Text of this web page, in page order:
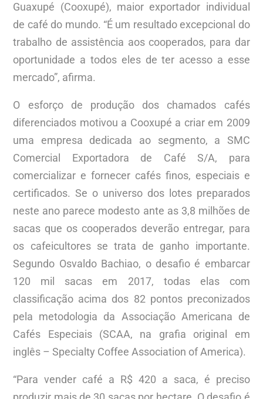
Guaxupé (Cooxupé), maior exportador individual
de café do mundo. “É um resultado excepcional do
trabalho de assistência aos cooperados, para dar
oportunidade a todos eles de ter acesso a esse
mercado”, afirma.
O esforço de produção dos chamados cafés
diferenciados motivou a Cooxupé a criar em 2009
uma empresa dedicada ao segmento, a SMC
Comercial Exportadora de Café S/A, para
comercializar e fornecer cafés finos, especiais e
certificados. Se o universo dos lotes preparados
neste ano parece modesto ante as 3,8 milhões de
sacas que os cooperados deverão entregar, para
os cafeicultores se trata de ganho importante.
Segundo Osvaldo Bachiao, o desafio é embarcar
120 mil sacas em 2017, todas elas com
classificação acima dos 82 pontos preconizados
pela metodologia da Associação Americana de
Cafés Especiais (SCAA, na grafia original em
inglês – Specialty Coffee Association of America).
“Para vender café a R$ 420 a saca, é preciso